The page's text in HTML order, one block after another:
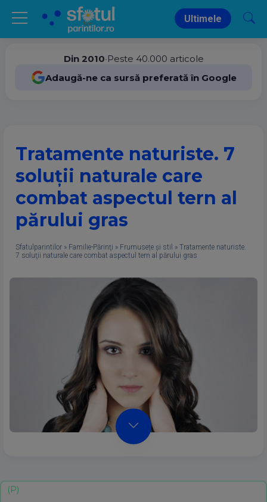
Ultimele
Din 2010•Peste 40.000 articole
Adaugă-ne ca sursă preferată în Google
Tratamente naturiste. 7
soluţii naturale care
combat aspectul tern al
părului gras
Sfatulparintilor » Familie-Părinţi » Frumusețe și stil » Tratamente naturiste.
7 soluţii naturale care combat aspectul tern al părului gras